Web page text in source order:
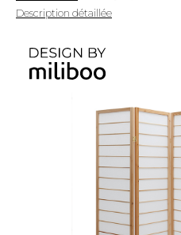
Description détaillée